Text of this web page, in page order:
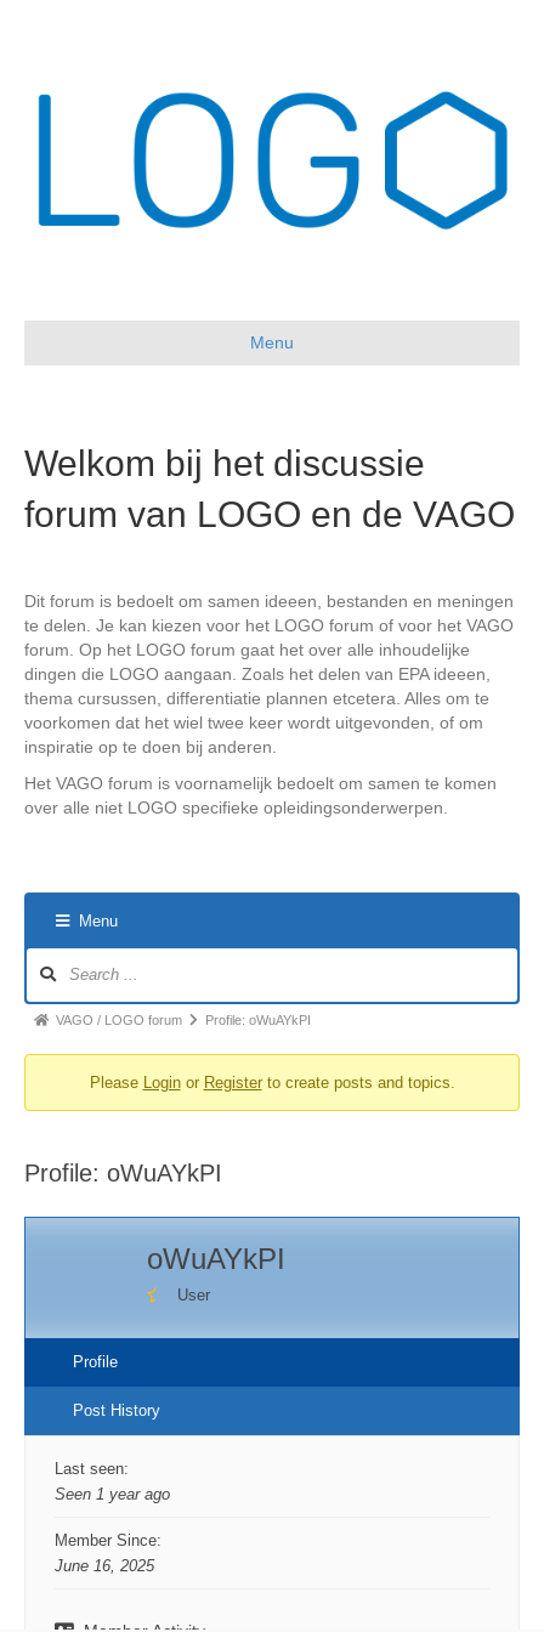
Menu
Welkom bij het discussie
forum van LOGO en de VAGO
Dit forum is bedoelt om samen ideeen, bestanden en meningen
te delen. Je kan kiezen voor het LOGO forum of voor het VAGO
forum. Op het LOGO forum gaat het over alle inhoudelijke
dingen die LOGO aangaan. Zoals het delen van EPA ideeen,
thema cursussen, differentiatie plannen etcetera. Alles om te
voorkomen dat het wiel twee keer wordt uitgevonden, of om
inspiratie op te doen bij anderen.
Het VAGO forum is voornamelijk bedoelt om samen te komen
over alle niet LOGO specifieke opleidingsonderwerpen.
Menu
Navigation
Forum
You
here:
VAGO / LOGO forum Profile: oWuAYkPI
Please Loginor Registerto create posts and topics.
Profile: oWuAYkPI
oWuAYkPI
User
Profile
Post History
Last seen:
Seen 1 year ago
Member Since:
June 16, 2025